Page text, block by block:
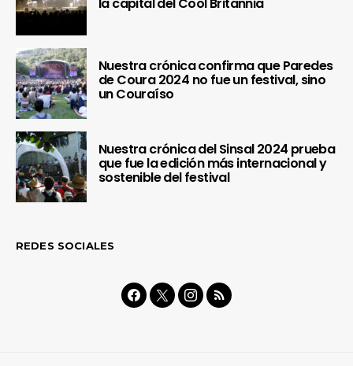
Nuestra crónica confirma que Paredes
de Coura 2024 no fue un festival, sino
un Couraíso
Nuestra crónica del Sinsal 2024 prueba
que fue la edición más internacional y
sostenible del festival
REDES SOCIALES